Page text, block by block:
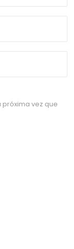
vez que